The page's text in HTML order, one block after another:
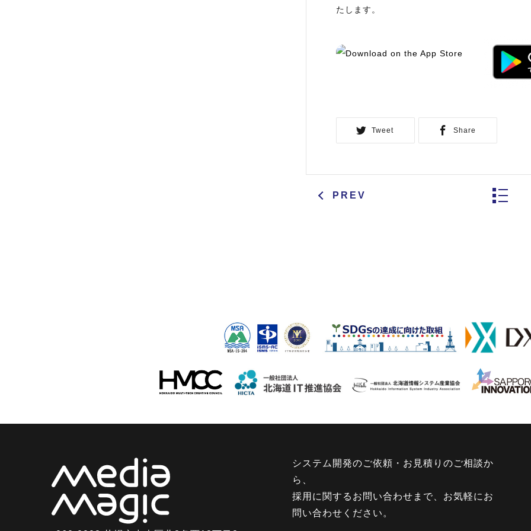
たします。
Tweet Share
PREV
システム開発のご依頼・お見積りのご相談か
ら、
採用に関するお問い合わせまで、お気軽にお
問い合わせください。